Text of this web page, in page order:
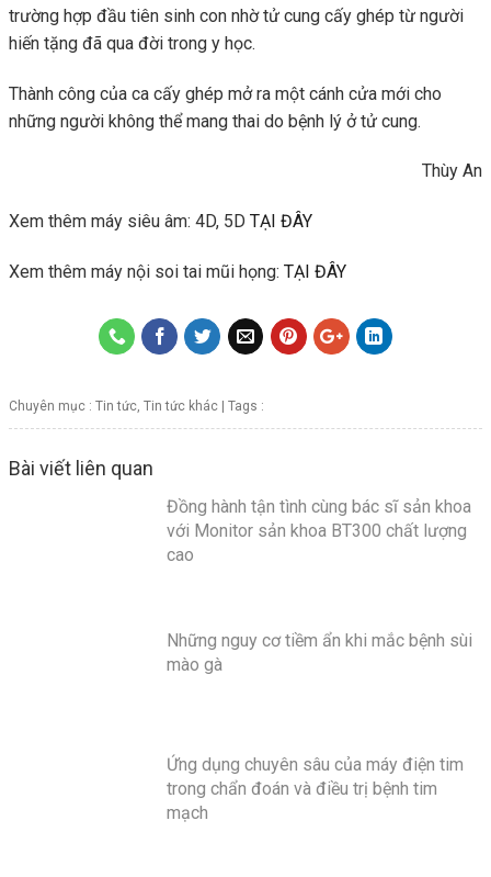
trường hợp đầu tiên sinh con nhờ tử cung cấy ghép từ người
hiến tặng đã qua đời trong y học.
Thành công của ca cấy ghép mở ra một cánh cửa mới cho
những người không thể mang thai do bệnh lý ở tử cung.
Thùy An
Xem thêm máy siêu âm: 4D, 5D TẠI ĐÂY
Xem thêm máy nội soi tai mũi họng: TẠI ĐÂY
Chuyên mục : Tin tức, Tin tức khác | Tags :
Bài viết liên quan
Đồng hành tận tình cùng bác sĩ sản khoa
với Monitor sản khoa BT300 chất lượng
cao
Những nguy cơ tiềm ẩn khi mắc bệnh sùi
mào gà
Ứng dụng chuyên sâu của máy điện tim
trong chẩn đoán và điều trị bệnh tim
mạch